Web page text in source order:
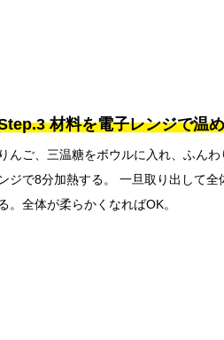
材料を電子レンジで温
りんご、三温糖をボウルに入れ、ふん
ンジで8分加熱する。 一旦取り出して
。全体が柔らかくなればOK。